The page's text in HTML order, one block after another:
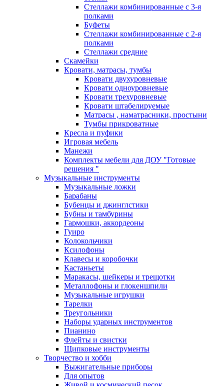
Стеллажи комбинированные с 3-я
полками
Буфеты
Стеллажи комбинированные с 2-я
полками
Стеллажи средние
Скамейки
Кровати, матрасы, тумбы
Кровати двухуровневые
Кровати одноуровневые
Кровати трехуровневые
Кровати штабелируемые
Матрасы , наматрасники, простыни
Тумбы прикроватные
Кресла и пуфики
Игровая мебель
Манежи
Комплекты мебели для ДОУ "Готовые
решения "
Музыкальные инструменты
Музыкальные ложки
Барабаны
Бубенцы и джинглстики
Бубны и тамбурины
Гармошки, аккордеоны
Гуиро
Колокольчики
Ксилофоны
Клавесы и коробочки
Кастаньеты
Маракасы, шейкеры и трещотки
Металлофоны и глокеншпили
Музыкальные игрушки
Тарелки
Треугольники
Наборы ударных инструментов
Пианино
Флейты и свистки
Щипковые инструменты
Творчество и хобби
Выжигательные приборы
Для опытов